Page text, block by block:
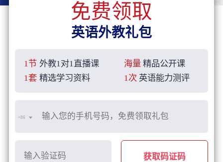
免费领取
英语外教礼包
1节 外教1对1直播课 海量 精品公开课
1套 精选学习资料 1次 英语能力测评
+86
获取码证码